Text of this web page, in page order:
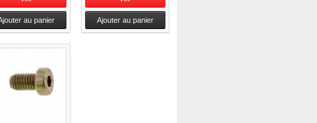
au panier Ajouter au panier